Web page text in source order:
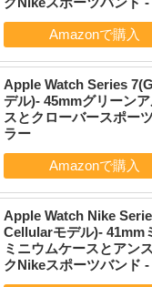
Apple Watch Series
デル)- 45mmグリーン
スとクローバースポー
ラー
Apple Watch Nike
Cellularモデル)- 41mm
ミニウムケースとアン
クNikeスポーツバンド